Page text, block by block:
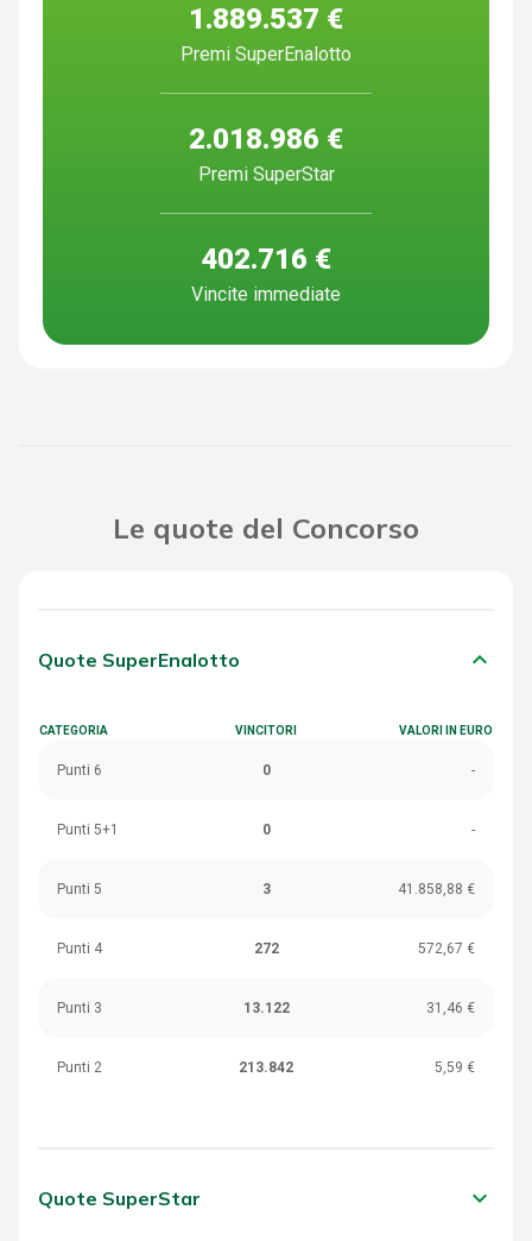
1.889.537 €
Premi SuperEnalotto
2.018.986 €
Premi SuperStar
402.716 €
Vincite immediate
Le quote del Concorso
Quote SuperEnalotto keyboard_arrow_down
CATEGORIA VINCITORI VALORI IN EURO
Punti 6 0 -
Punti 5+1 0 -
Punti 5 3 41.858,88 €
Punti 4 272 572,67 €
Punti 3 13.122 31,46 €
Punti 2 213.842 5,59 €
Quote SuperStar keyboard_arrow_down